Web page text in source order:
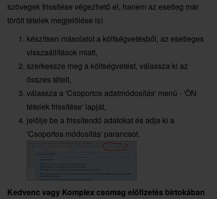
szövegek frissítése végezhető el, hanem az esetleg már
törölt tételek megjelölése is)
készítsen másolatot a költségvetésből, az esetleges
visszaállítások miatt,
szerkessze meg a költségvetést, válassza ki az
összes tételt,
válassza a 'Csoportos adatmódosítás' menü - 'ÖN
tételek frissítése' lapját,
jelölje be a frissítendó adatokat és adja ki a
'Csoportos módosítás' parancsot.
Kedvenc vagy Komplex csomag előfizetés birtokában